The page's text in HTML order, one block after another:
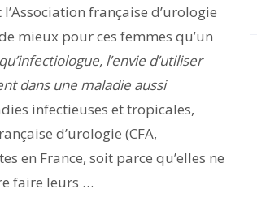
française d’urologie
mieux pour ces femmes qu’un
l’envie d’utiliser
dans une maladie aussi
infectieuses et tropicales,
d’urologie (CFA,
en France, soit parce qu’elles ne
faire leurs …